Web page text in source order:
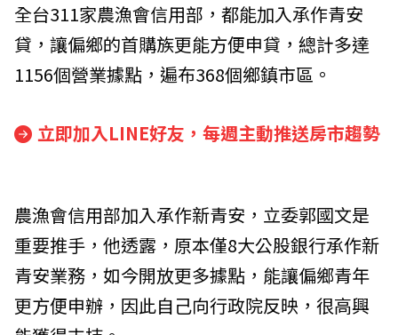
全台311家農漁會信用部，都能加入承作青安
貸，讓偏鄉的首購族更能方便申貸，總計多達
1156個營業據點，遍布368個鄉鎮市區。
立即加入LINE好友，每週主動推送房市趨勢
農漁會信用部加入承作新青安，立委郭國文是
重要推手，他透露，原本僅8大公股銀行承作新
青安業務，如今開放更多據點，能讓偏鄉青年
更方便申辦，因此自己向行政院反映，很高興